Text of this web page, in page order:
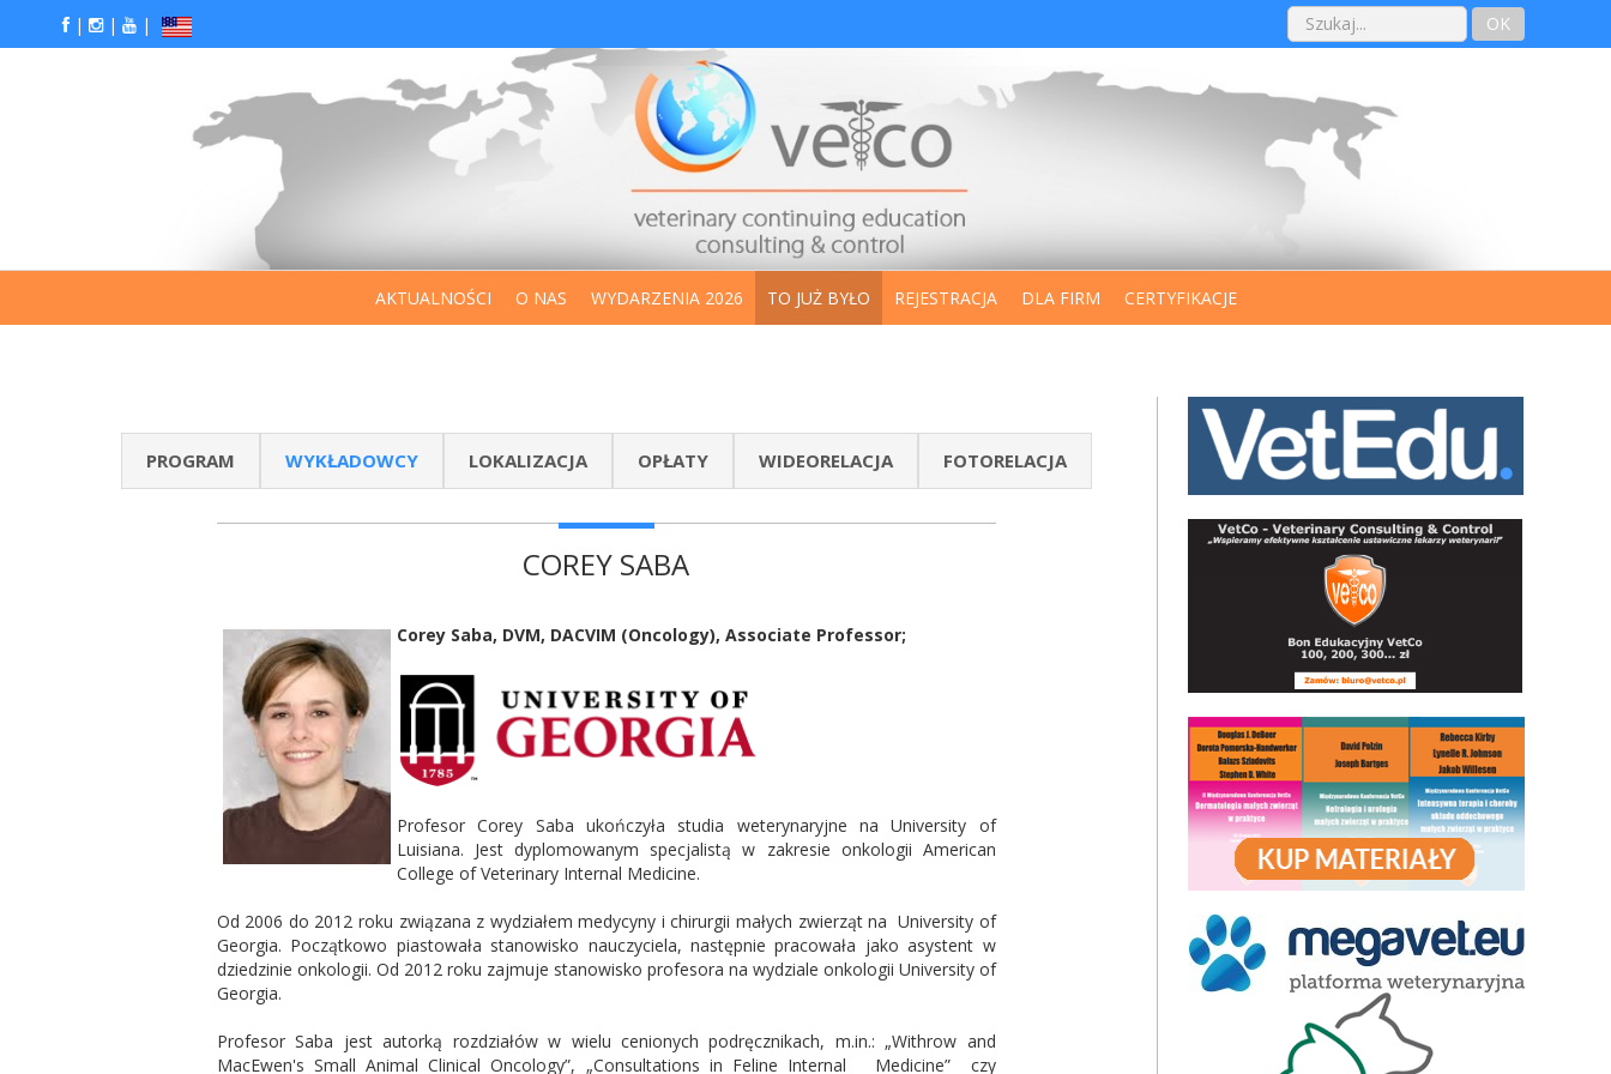
| | | OK
AKTUALNOŚCI O NAS WYDARZENIA 2026 TO JUŻ BYŁO REJESTRACJA DLA FIRM CERTYFIKACJE
PROGRAM WYKŁADOWCY LOKALIZACJA OPŁATY WIDEORELACJA FOTORELACJA
COREY SABA
Corey Saba, DVM, DACVIM (Oncology), Associate Professor;
Profesor Corey Saba ukończyła studia weterynaryjne na University of
Luisiana. Jest dyplomowanym specjalistą w zakresie onkologii American
College of Veterinary Internal Medicine.
Od 2006 do 2012 roku związana z wydziałem medycyny i chirurgii małych zwierząt na University of
Georgia. Początkowo piastowała stanowisko nauczyciela, następnie pracowała jako asystent w
dziedzinie onkologii. Od 2012 roku zajmuje stanowisko profesora na wydziale onkologii University of
Georgia.
Profesor Saba jest autorką rozdziałów w wielu cenionych podręcznikach, m.in.: „Withrow and
MacEwen's Small Animal Clinical Oncology”, „Consultations in Feline Internal Medicine” czy